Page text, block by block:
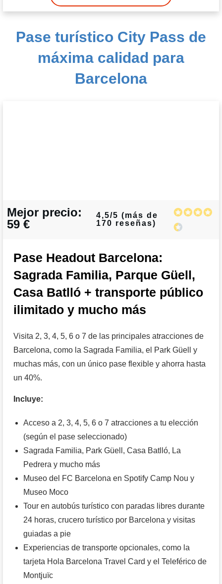
Pase turístico City Pass de
máxima calidad para
Barcelona
Mejor precio:
59 €
4,5/5 (más de
170 reseñas)
Pase Headout Barcelona:
Sagrada Familia, Parque Güell,
Casa Batlló + transporte público
ilimitado y mucho más
Visita 2, 3, 4, 5, 6 o 7 de las principales atracciones de
Barcelona, como la Sagrada Familia, el Park Güell y
muchas más, con un único pase flexible y ahorra hasta
un 40%.
Incluye:
Acceso a 2, 3, 4, 5, 6 o 7 atracciones a tu elección
(según el pase seleccionado)
Sagrada Familia, Park Güell, Casa Batlló, La
Pedrera y mucho más
Museo del FC Barcelona en Spotify Camp Nou y
Museo Moco
Tour en autobús turístico con paradas libres durante
24 horas, crucero turístico por Barcelona y visitas
guiadas a pie
Experiencias de transporte opcionales, como la
tarjeta Hola Barcelona Travel Card y el Teleférico de
Montjuïc